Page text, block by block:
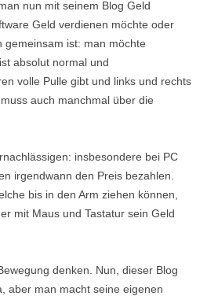
nun mit seinem Blog Geld
Geld verdienen möchte oder
gemeinsam ist: man möchte
absolut normal und
volle Pulle gibt und links und rechts
auch manchmal über die
insbesondere bei PC
irgendwann den Preis bezahlen.
bis in den Arm ziehen können,
mit Maus und Tastatur sein Geld
denken. Nun, dieser Blog
aber man macht seine eigenen